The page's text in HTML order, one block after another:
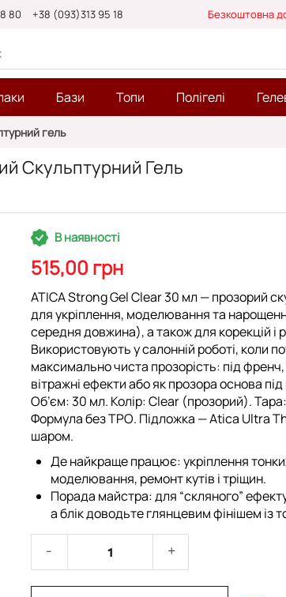
80 +38 (093)313 95 18 Безкоштовна
Бази Топи Полігелі
гель
Скульптурний Гель
В наявності
515,00 грн
ATICA Strong Gel Clear 30 мл — прозорий
дляукріплення, моделюваннята
середня довжина), а також для корекцій і
Використовують у салонній роботі, коли
максимально чиста прозорість: під
вітражні ефекти або як прозора основа під
Об’єм:30 мл. Колір:Clear (прозорий).Тара:
Формулабез TPO. Підложка —Atica Ultra
шаром.
Де найкраще працює: укріплення
моделювання, ремонт кутів і тріщин.
Порада майстра: для “скляного”
а блік доводьте глянцевим фінішем із